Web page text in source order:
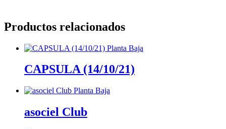
Productos relacionados
CAPSULA (14/10/21)
asociel Club